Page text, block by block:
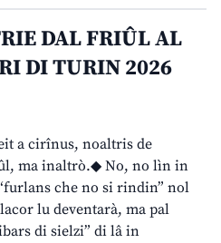
DAL FRIÛL AL
DI TURIN 2026
a cirînus, noaltris de
ma inaltrò.◆ No, no lìn in
che no si rindin” nol
lu deventarà, ma pal
di sielzi” di lâ in